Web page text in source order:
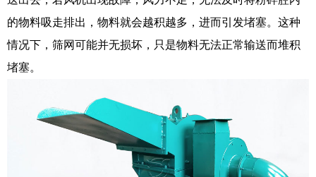
的物料吸走排出，物料就会越积越多，进而引发堵塞。这种
情况下，筛网可能并无损坏，只是物料无法正常输送而堆积
堵塞。​